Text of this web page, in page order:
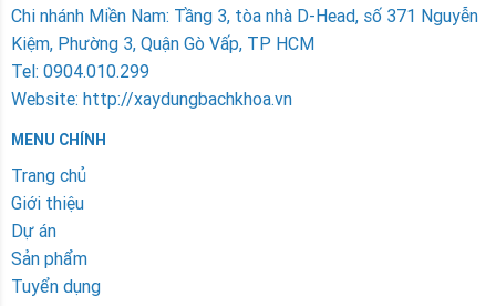
Chi nhánh Miền Nam: Tầng 3, tòa nhà D-Head, số 371 Nguyễn
Kiệm, Phường 3, Quận Gò Vấp, TP HCM
Tel: 0904.010.299
Website: http://xaydungbachkhoa.vn
MENU CHÍNH
Trang chủ
Giới thiệu
Dự án
Sản phẩm
Tuyển dụng